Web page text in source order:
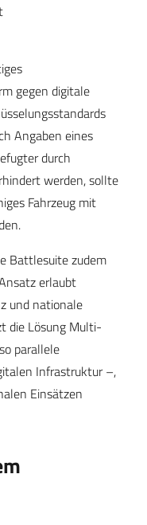
gegen digitale
Angaben eines
durch
werden, sollte
Fahrzeug mit
Battlesuite zudem
erlaubt
und nationale
die Lösung Multi-
parallele
Infrastruktur –,
Einsätzen